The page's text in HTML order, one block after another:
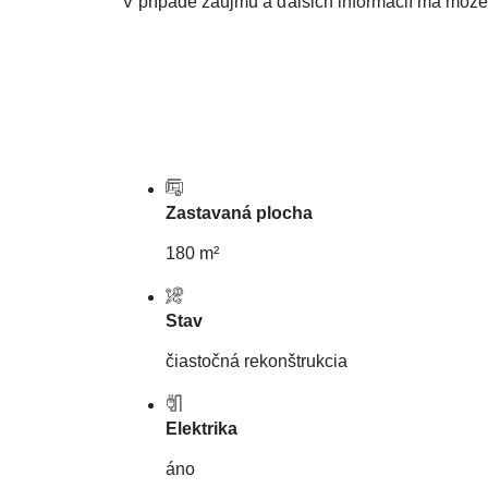
Zastavaná plocha
180 m²
Stav
čiastočná rekonštrukcia
Elektrika
áno